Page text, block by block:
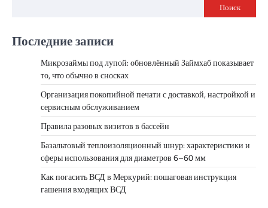
Поиск
Последние записи
Микрозаймы под лупой: обновлённый Займхаб показывает
то, что обычно в сносках
Организация покопийной печати с доставкой, настройкой и
сервисным обслуживанием
Правила разовых визитов в бассейн
Базальтовый теплоизоляционный шнур: характеристики и
сферы использования для диаметров 6–60 мм
Как погасить ВСД в Меркурий: пошаговая инструкция
гашения входящих ВСД